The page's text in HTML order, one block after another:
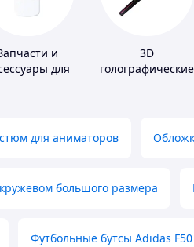
и
для
3D
голографические
для аниматоров
большого размера
Футбольные бутсы Adidas F50